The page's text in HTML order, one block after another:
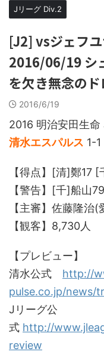
Jリーグ Div.2
[J2] vsジェフ
2016/06/19 シ
を欠き無念のド
2016/6/19
2016 明治安田生
清水エスパルス 1-1
【得点】[清]鄭17
【警告】[千]船山79
【主審】佐藤隆治(
【観客】8,730人
【プレビュー】
清水公式 http://
pulse.co.jp/news/
Jリーグ公
式 http://
review